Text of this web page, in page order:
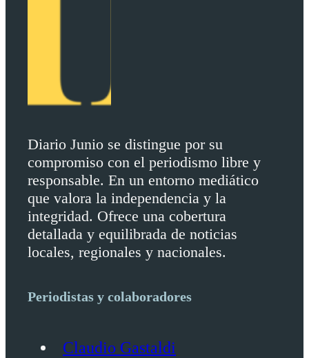
Diario Junio se distingue por su
compromiso con el periodismo libre y
responsable. En un entorno mediático
que valora la independencia y la
integridad. Ofrece una cobertura
detallada y equilibrada de noticias
locales, regionales y nacionales.
Periodistas y colaboradores
Claudio Gastaldi